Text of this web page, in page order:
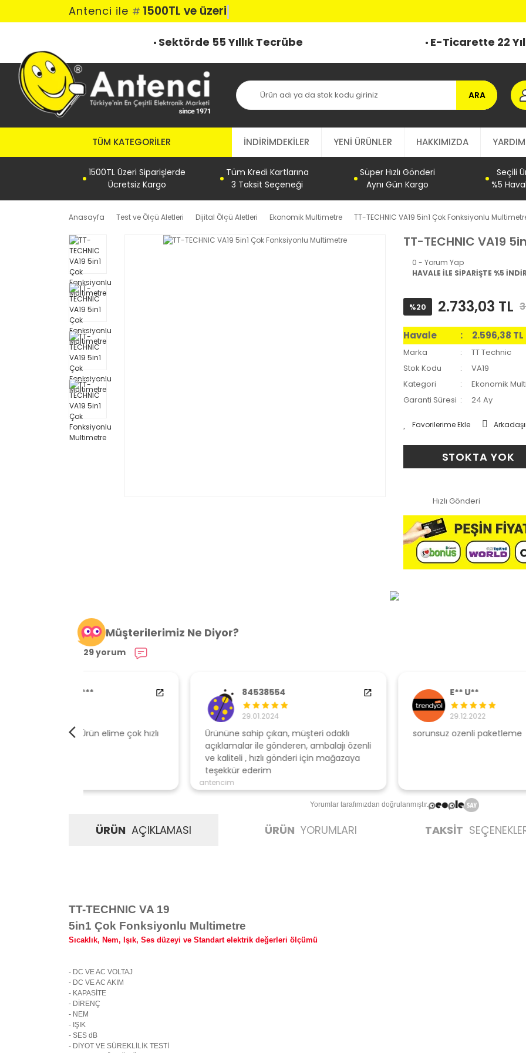
Antenci ile # 1500TL ve üzeri ka
Sektörde 55 Yıllık Tecrübe E-Ticarette 22
ARA
TÜM KATEGORILER İNDİRİMDEKİLER YENİ ÜRÜNLER HAKKIMIZDA YARDIM
1500TL Üzeri Siparişlerde
Ücretsiz Kargo
Tüm Kredi Kartlarına
3 Taksit Seçeneği
Süper Hızlı Gönderi
Aynı Gün Kargo
Seçili
%5
Anasayfa Test ve Ölçü Aletleri Dijital Ölçü Aletleri Ekonomik Multimetre TT-TECHNIC VA19 5in1 Çok Fonksiyonlu
TT-TECHNIC VA19
0 - Yorum Yap
HAVALE İLE SİPARİŞTE %5
%20 2.733,03 TL
Havale 2.596,38
Marka
TT Technic
Stok Kodu
VA19
Kategori
Ekonomik
Garanti Süresi
24 Ay
STOKTA YOK
Hızlı Gönderi
Müşterilerimiz Ne Diyor?
29 yorum
84538554
Ürününe sahip çıkan, müşteri odaklı
açıklamalar ile gönderen, ambalajı özenli
ve kaliteli , hızlı gönderi için mağazaya
E** U**
sorunsuz ozenli paketleme
Yorumlar tarafımızdan doğrulanmıştır.
ÜRÜN AÇIKLAMASI ÜRÜN YORUMLARI TAKSİT
TT-TECHNIC VA 19
5in1 Çok Fonksiyonlu Multimetre
Sıcaklık, Nem, Işık, Ses düzeyi ve Standart elektrik değerleri ölçümü
- DC VE AC VOLTAJ
- DC VE AC AKIM
- KAPASİTE
- DİRENÇ
- NEM
- IŞIK
- SES dB
- DİYOT VE SÜREKLİLİK TESTİ